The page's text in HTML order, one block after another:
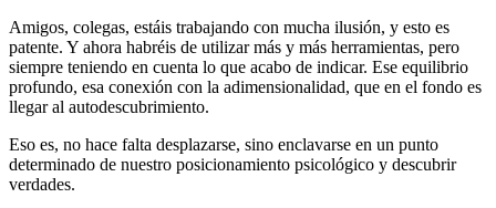
Amigos, colegas, estáis trabajando con mucha ilusión, y esto es
patente. Y ahora habréis de utilizar más y más herramientas, pero
siempre teniendo en cuenta lo que acabo de indicar. Ese equilibrio
profundo, esa conexión con la adimensionalidad, que en el fondo es
llegar al autodescubrimiento.
Eso es, no hace falta desplazarse, sino enclavarse en un punto
determinado de nuestro posicionamiento psicológico y descubrir
verdades.